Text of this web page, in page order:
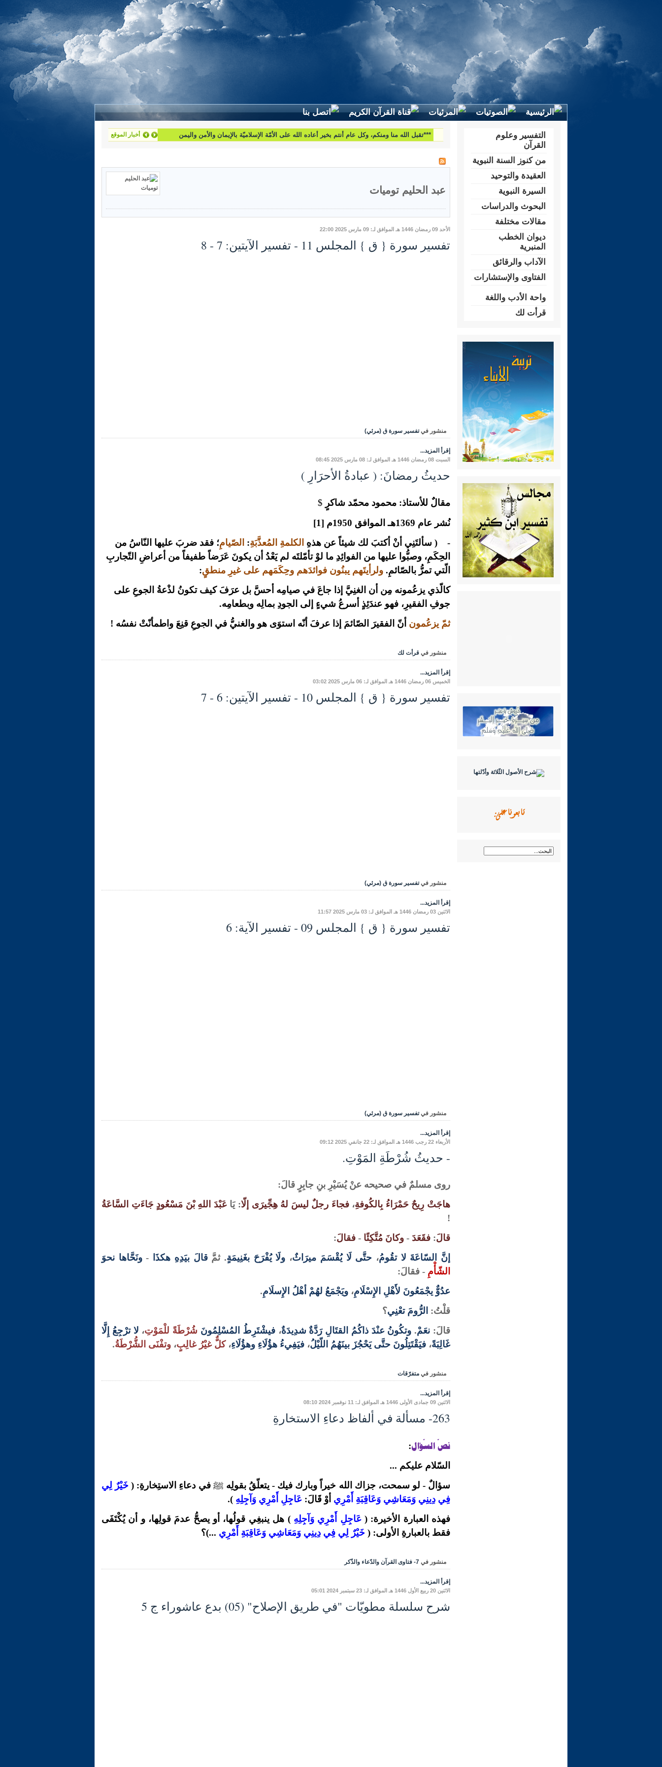
أخبار الموقع
لطرح استفساراتكم وأسئلتكم واقتراحاتكم اتّصلوا بنا على البريد التّالي:
عبد الحليم توميات
الأحد 09 رمضان 1446 هـ الموافق لـ: 09 مارس 2025 22:00
تفسير سورة { ق } المجلس 11 - تفسير الآيتين: 7 - 8
منشور في تفسير سورة ق (مرئي)
إقرأ المزيد...
السبت 08 رمضان 1446 هـ الموافق لـ: 08 مارس 2025 08:45
حديثُ رمضانَ: ( عبادةُ الأحرَارِ )
مقالٌ للأستاذ: محمود محمّد شاكرٍ $
نُشر عام 1369هـ الموافق 1950م
[1]
- ( سألتَنِي أنْ أكتبَ لك شيئاً عن هذهِ الكلمةِ المُعذَّبَةِ: الصّيامِ؛ فقد ضربَ عليها النّاسُ من
الحِكَمِ، وصبُّوا عليها من الفوائِدِ ما لوْ تأمّلتَه لم يَعْدُ أن يكونَ عَرَضاً طفيفاً من أعراضِ التّجاربِ
الّتي تمرُّ بالصّائمِ. ولرأيتَهم يبنُون فوائدَهم وحِكَمَهم على غيرِ منطقٍ:
كالّذي يزعُمونه مِن أن الغنِيَّ إذا جاعَ في صيامِه أحسَّ بل عرَفَ كيف تكونُ لذْعةُ الجوعِ على
جوفِ الفقيرِ، فهو عندَئِذٍ أسرعُ شيءٍ إلى الجودِ بمالِه وبطعامِه.
ثمّ يزعُمون أنّ الفقيرَ الصّائمَ إذا عرفَ أنّه استوَى هو والغنيُّ في الجوعِ قنِعَ واطمأنّتْ نفسُه !
منشور في قرأت لك
إقرأ المزيد...
الخميس 06 رمضان 1446 هـ الموافق لـ: 06 مارس 2025 03:02
تفسير سورة { ق } المجلس 10 - تفسير الآيتين: 6 - 7
منشور في تفسير سورة ق (مرئي)
إقرأ المزيد...
الاثنين 03 رمضان 1446 هـ الموافق لـ: 03 مارس 2025 11:57
تفسير سورة { ق } المجلس 09 - تفسير الآية: 6
منشور في تفسير سورة ق (مرئي)
إقرأ المزيد...
الأربعاء 22 رجب 1446 هـ الموافق لـ: 22 جانفي 2025 09:12
- حديثُ شُرْطَةِ المَوْتِ.
روى مسلمٌ في صحيحه عنْ يُسَيْرِ بنِ جابِرٍ قالَ:
هاجَتْ رِيحٌ حَمْرَاءُ بِالكُوفةِ،فجاءَ رجلٌ ليسَ لهُ هِجِّيرَى إلّا: يَاعَبْدَ اللهِ بْنَ مَسْعُودٍ جَاءَتِ السَّاعَةُ
!
قالَ: فقَعَدَ - وكانَ مُتَّكِئًا - فقالَ:
إنَّ السّاعَةَ لا تقُومُ، حتَّى لَا يُقْسَمَ ميرَاثٌ، ولَا يُفْرَحَ بغَنِيمَةٍ. ثمَّقالَ بيَدِهِ هكذَا -ونَحَّاها نحوَ
الشّأْمِ - فقالَ:
عدُوٌّ يجْمَعُونَ لأَهْلِ الإِسْلَامِ، ويَجْمَعُ لهُمْ أهْلُ الإِسلَامِ.
قلْتُ: الرُّومَ تعْنِي؟
قالَ: نعَمْ. وتكُونُ عنْدَ ذاكُمُ القتَالِ رَدَّةٌ شدِيدَةٌ،فيشْتَرِطُ المُسْلِمُونَ شُرْطَةً للْمَوْتِ، لا ترْجِعُ إِلَّا
غَالِبَةً، فيَقْتَتِلُونَ حتَّى يَحْجُزَ بينَهُمُ اللّيْلُ، فيَفِيءُ هؤُلَاءِ وهؤُلَاءِ،كلٌّ غيْرُ غالِبٍ، وتفْنَى الشُّرْطَةُ.
منشور في متفرّقات
إقرأ المزيد...
الاثنين 09 جمادى الأولى 1446 هـ الموافق لـ: 11 نوفمبر 2024 08:10
263- مسألة في ألفاظ دعاءِ الاستخارةِ
نصّ السّؤال:
السّلام عليكم ...
سؤالٌ - لو سمحت، جزاك الله خيراً وبارك فيك - يتعلّقُ بقولِه ﷺفي دعاءِ الاستِخارةِ: ( خَيْرٌ لِي
فِي دِينِي وَمَعَاشِي وَعَاقِبَةِ أَمْرِي أوْ قَالَ: عَاجِلِ أَمْرِي وَآجِلِهِ ).
فهذه العبارة الأخيرة: (عَاجِلِ أَمْرِي وَآجِلِهِ ) هل ينبغِي قولُها، أو يصحُّ عدمَ قولِها، و أن يُكْتَفَى
فقط بالعبارةِ الأولى: ( خَيْرٌ لِي فِي دِينِي وَمَعَاشِي وَعَاقِبَةِ أَمْرِي ...)؟
منشور في 7- فتاوى القرآن والدّعاء والذّكر
إقرأ المزيد...
الاثنين 20 ربيع الأول 1446 هـ الموافق لـ: 23 سبتمبر 2024 05:01
شرح سلسلة مطويّات "في طريق الإصلاح" (05) بدع عاشوراء ج 5
التفسير وعلوم
القرآن
من كنوز السنة النبوية
العقيدة والتوحيد
السيرة النبوية
البحوث والدراسات
مقالات مختلفة
ديوان الخطب
المنبرية
الآداب والرقائق
الفتاوى والإستشارات
واحة الأدب واللغة
قرأت لك
تابعونا على: